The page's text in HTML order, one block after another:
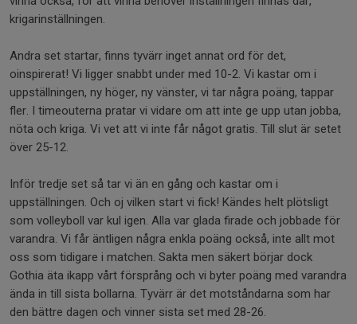
krigarinställningen.
Andra set startar, finns tyvärr inget annat ord för det,
oinspirerat! Vi ligger snabbt under med 10-2. Vi kastar om i
uppställningen, ny höger, ny vänster, vi tar några poäng, tappar
fler. I timeouterna pratar vi vidare om att inte ge upp utan jobba,
nöta och kriga. Vi vet att vi inte får något gratis. Till slut är setet
över 25-12.
Inför tredje set så tar vi än en gång och kastar om i
uppställningen. Och oj vilken start vi fick! Kändes helt plötsligt
som volleyboll var kul igen. Alla var glada firade och jobbade för
varandra. Vi får äntligen några enkla poäng också, inte allt mot
oss som tidigare i matchen. Sakta men säkert börjar dock
Gothia äta ikapp vårt försprång och vi byter poäng med varandra
ända in till sista bollarna. Tyvärr är det motståndarna som har
den bättre dagen och vinner sista set med 28-26.